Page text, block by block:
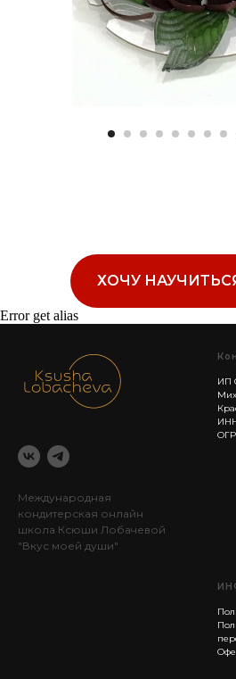
ХОЧУ
Error get alias
Международная
кондитерская онлайн
школа Ксюши Лобачевой
"Вкус моей души"
ИП
ИНН